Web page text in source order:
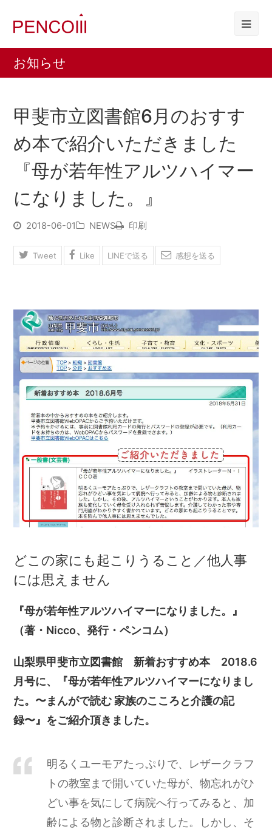
お知らせ
甲斐市立図書館6月のおすす
め本で紹介いただきました
『母が若年性アルツハイマー
になりました。』
2018-06-01 NEWS 印刷
Tweet Like LINEで送る 感想を送る
どこの家にも起こりうること／他人事
には思えません
『母が若年性アルツハイマーになりました。』
（著・Nicco、発行・ペンコム）
山梨県甲斐市立図書館 新着おすすめ本 2018.6
月号に、『母が若年性アルツハイマーになりまし
た。〜まんがで読む 家族のこころと介護の記
録〜』をご紹介頂きました。
明るくユーモアたっぷりで、レザークラフ
トの教室まで開いていた母が、物忘れがひ
どい事を気にして病院へ行ってみると、加
齢による物と診断されました。しかし、そ